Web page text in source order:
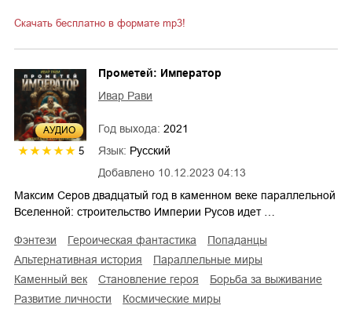
Скачать бесплатно в формате mp3!
AУДИО
5
Добавлено 10.12.2023 04:13
Прометей: Император
Ивар Рави
Год выхода: 2021
Язык: Русский
Максим Серов двадцатый год в каменном веке параллельной
Вселенной: строительство Империи Русов идет …
фэнтези героическая фантастика
попаданцы
альтернативная история
параллельные миры
каменный век
становление героя
борьба за выживание
развитие личности
космические миры